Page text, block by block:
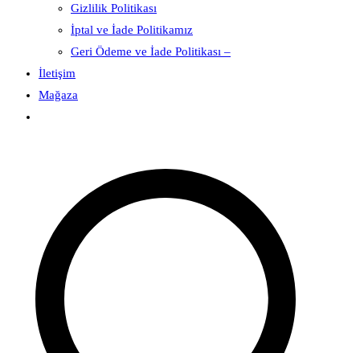
Gizlilik Politikası
İptal ve İade Politikamız
Geri Ödeme ve İade Politikası –
İletişim
Mağaza